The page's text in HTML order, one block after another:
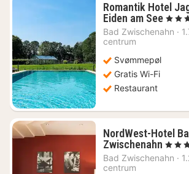
Romantik Hotel
Eiden am See1
nat
, 4
Bad Zwischenahn ·
centrum
Svømmepøl
Gratis Wi-Fi
Restaurant
NordWest-Hotel
Zwischenahn 1
nat
, 4
Bad Zwischenahn ·
centrum